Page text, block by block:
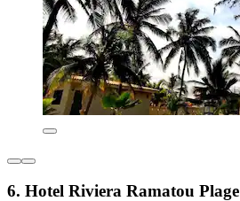
6. Hotel Riviera Ramatou Plage